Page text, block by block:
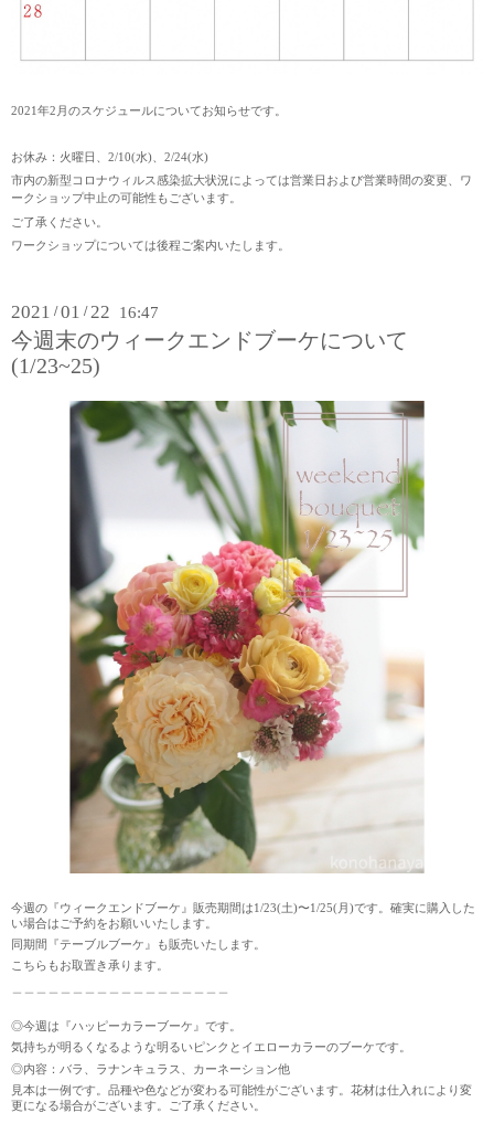
2021年2月のスケジュールについてお知らせです。
お休み：火曜日、2/10(水)、2/24(水)
市内の新型コロナウィルス感染拡大状況によっては営業日および営業時間の変更、ワ
ークショップ中止の可能性もございます。
ご了承ください。
ワークショップについては後程ご案内いたします。
2021 /01 /22 16:47
今週末のウィークエンドブーケについて
(1/23~25)
今週の『ウィークエンドブーケ』販売期間は1/23(土)〜1/25( 月 )です。確実に購入した
い場合はご予約をお願いいたします。
同期間『テーブルブーケ』も販売いたします。
こちらもお取置き承ります。
◎今週は『ハッピーカラーブーケ』です。
気持ちが明るくなるような明るいピンクとイエローカラーのブーケです。
◎内容：バラ、ラナンキュラス、カーネーション他
見本は一例です。品種や色などが変わる可能性がございます。花材は仕入れにより変
更になる場合がございます。ご了承ください。